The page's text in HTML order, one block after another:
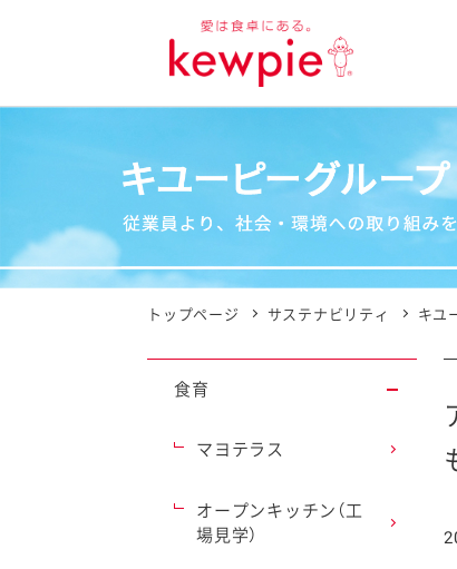
食
食
海
お
食育
マヨテラス
オープンキッチン（工
場見学）
トップページ サステナビリティ キユ